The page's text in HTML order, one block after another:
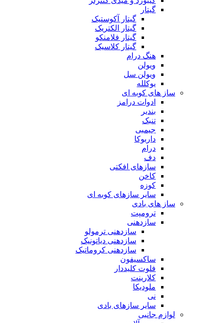
گیتار
گیتار آکوستیک
گیتار الکتریک
گیتار فلامنکو
گیتار کلاسیک
هنگ درام
ویولن
ویولن سل
یوکلله
ساز های کوبه ای
ادوات درامز
بندیر
تنبک
جیمبی
داربوکا
درام
دف
سازهای افکتی
کاخن
کوزه
سایر سازهای کوبه ای
ساز های بادی
ترومپت
سازدهنی
سازدهنی ترمولو
سازدهنی دیاتونیک
سازدهنی کروماتیک
ساکسیفون
فلوت کلیددار
کلارینت
ملودیکا
نی
سایر سازهای بادی
لوازم جانبی